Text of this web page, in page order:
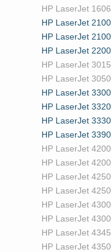
HP LaserJet
HP LaserJet
HP LaserJet
HP LaserJet
HP LaserJet 3015
HP LaserJet 3050
HP LaserJet 3300
HP LaserJet
HP LaserJet
HP LaserJet 3390
HP LaserJet
HP LaserJet
HP LaserJet
HP LaserJet
HP LaserJet
HP LaserJet
HP LaserJet 4345
HP LaserJet 4350